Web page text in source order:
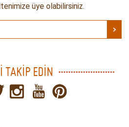
üye olabilirsiniz.
>
TAKİP EDİN